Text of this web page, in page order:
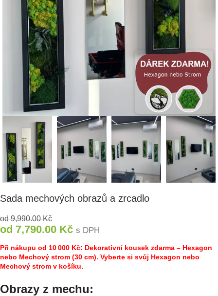
Sada mechových obrazů a zrcadlo
od9,990.00Kč
od 7,790.00 Kč s DPH
Při nákupu od 10 000 Kč: Dekorativní kousek zdarma – Hexagon
nebo Mechový strom (30 cm). Vyberte si svůj Hexagon nebo
Mechový strom v košíku.
Obrazy z mechu: